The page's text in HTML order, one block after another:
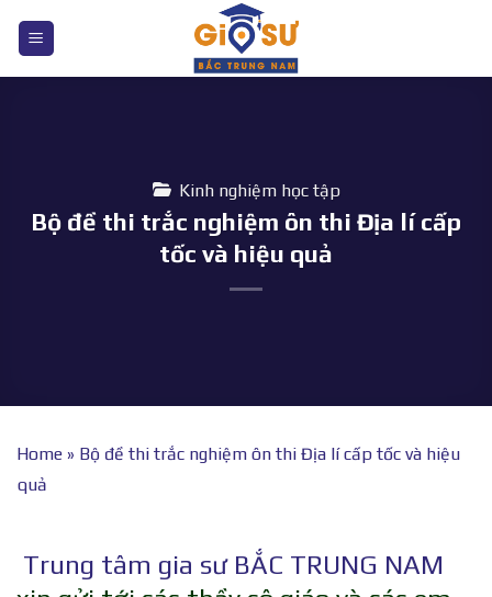
nội
Kinh nghiệm học tập
Bộ đề thi trắc nghiệm ôn thi Địa lí cấp
tốc và hiệu quả
Home » Bộ đề thi trắc nghiệm ôn thi Địa lí cấp tốc và hiệu
quả
Trung tâm gia sư BẮC TRUNG NAM